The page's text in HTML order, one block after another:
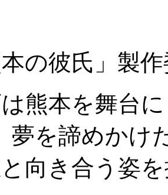
の彼氏」製
熊本を舞台
夢を諦めかけ
向き合う姿